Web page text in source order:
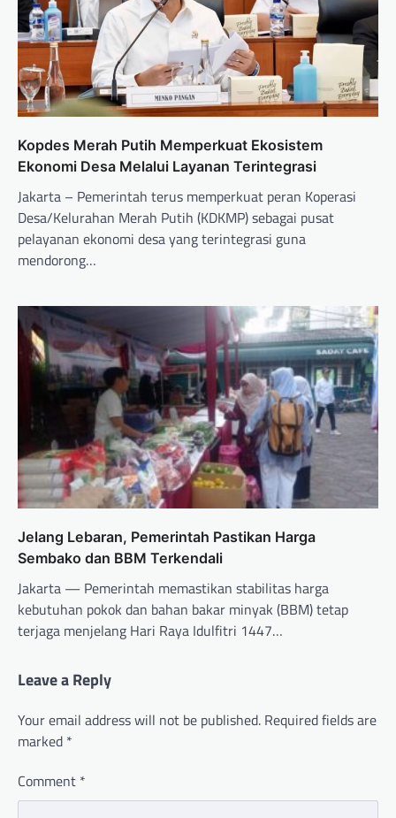
Kopdes Merah Putih Memperkuat Ekosistem
Ekonomi Desa Melalui Layanan Terintegrasi
Jakarta – Pemerintah terus memperkuat peran Koperasi
Desa/Kelurahan Merah Putih (KDKMP) sebagai pusat
pelayanan ekonomi desa yang terintegrasi guna
mendorong…
Jelang Lebaran, Pemerintah Pastikan Harga
Sembako dan BBM Terkendali
Jakarta — Pemerintah memastikan stabilitas harga
kebutuhan pokok dan bahan bakar minyak (BBM) tetap
terjaga menjelang Hari Raya Idulfitri 1447…
Leave a Reply
Your email address will not be published. Required fields are
marked *
Comment *